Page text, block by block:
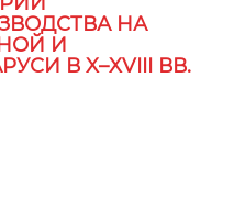
НА
И
В X–XVIII ВВ.